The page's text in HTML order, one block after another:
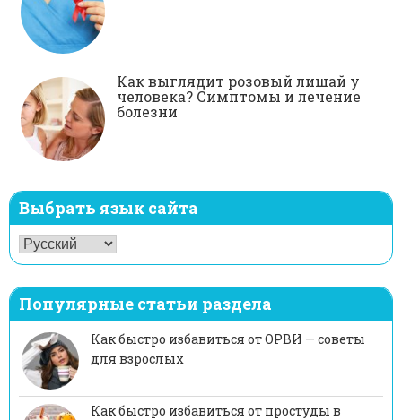
Как выглядит розовый лишай у
человека? Симптомы и лечение
болезни
Выбрать язык сайта
Популярные статьи раздела
Как быстро избавиться от ОРВИ — советы
для взрослых
Как быстро избавиться от простуды в